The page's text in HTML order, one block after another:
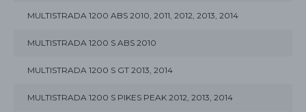
MULTISTRADA 1200 ABS 2010, 2011, 2012, 2013, 2014
MULTISTRADA 1200 S ABS 2010
MULTISTRADA 1200 S GT 2013, 2014
MULTISTRADA 1200 S PIKES PEAK 2012, 2013, 2014